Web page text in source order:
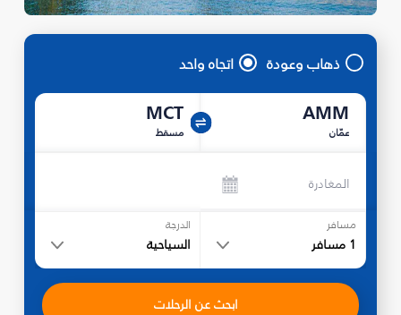
ذهاب وعودة اتجاه واحد
AMM
عمّان
MCT
مسقط
المغادرة
مسافر
1 مسافر
الدرجة
السياحية
ابحث عن الرحلات